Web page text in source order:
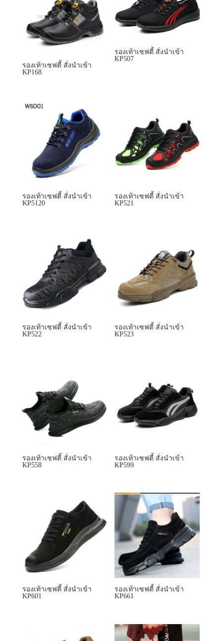
รองเท้าเซฟตี้ สั่งนำเข้า
KP168
รองเท้าเซฟตี้ สั่งนำเข้า
KP507
รองเท้าเซฟตี้ สั่งนำเข้า
KP5120
รองเท้าเซฟตี้ สั่งนำเข้า
KP521
รองเท้าเซฟตี้ สั่งนำเข้า
KP522
รองเท้าเซฟตี้ สั่งนำเข้า
KP523
รองเท้าเซฟตี้ สั่งนำเข้า
KP558
รองเท้าเซฟตี้ สั่งนำเข้า
KP599
รองเท้าเซฟตี้ สั่งนำเข้า
KP601
รองเท้าเซฟตี้ สั่งนำเข้า
KP661